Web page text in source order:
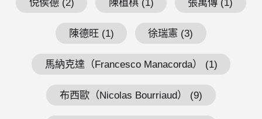
陳德旺 (1) 徐瑞憲 (3)
馬納克達（Francesco Manacorda） (1)
布西歐（Nicolas Bourriaud） (9)